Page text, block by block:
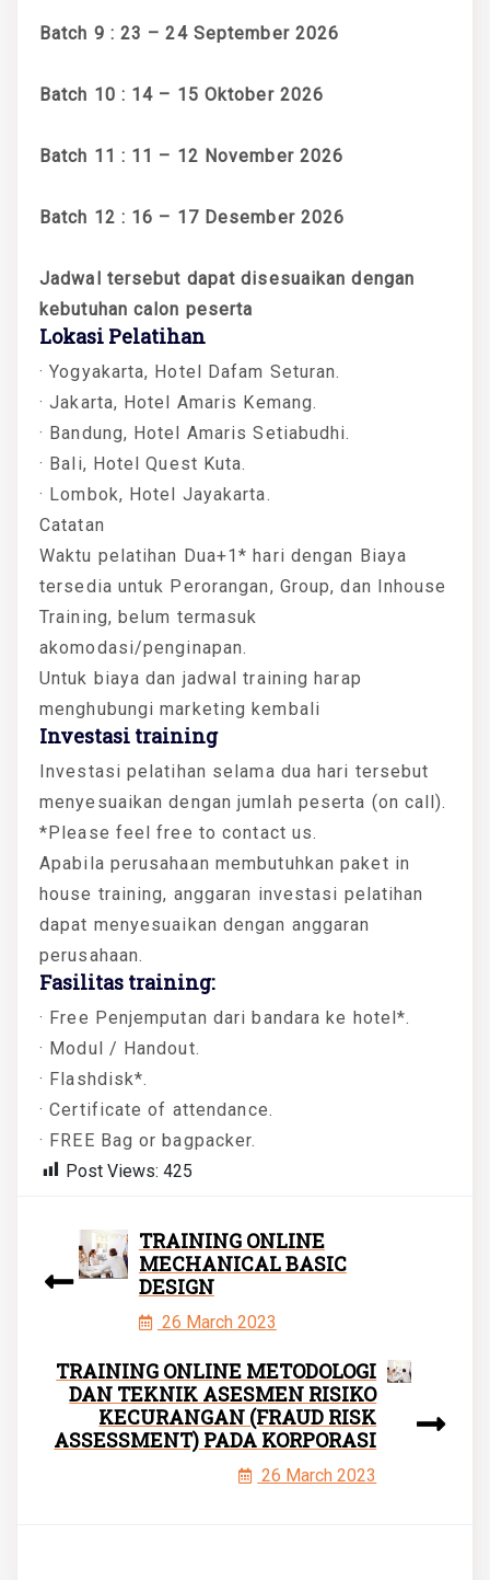
Batch 9 : 23 – 24 September 2026
Batch 10 : 14 – 15 Oktober 2026
Batch 11 : 11 – 12 November 2026
Batch 12 : 16 – 17 Desember 2026
Jadwal tersebut dapat disesuaikan dengan
kebutuhan calon peserta
Lokasi Pelatihan
· Yogyakarta, Hotel Dafam Seturan.
· Jakarta, Hotel Amaris Kemang.
· Bandung, Hotel Amaris Setiabudhi.
· Bali, Hotel Quest Kuta.
· Lombok, Hotel Jayakarta.
Catatan
Waktu pelatihan Dua+1* hari dengan Biaya
tersedia untuk Perorangan, Group, dan Inhouse
Training, belum termasuk
akomodasi/penginapan.
Untuk biaya dan jadwal training harap
menghubungi marketing kembali
Investasi training
Investasi pelatihan selama dua hari tersebut
menyesuaikan dengan jumlah peserta (on call).
*Please feel free to contact us.
Apabila perusahaan membutuhkan paket in
house training, anggaran investasi pelatihan
dapat menyesuaikan dengan anggaran
perusahaan.
Fasilitas training:
· Free Penjemputan dari bandara ke hotel*.
· Modul / Handout.
· Flashdisk*.
· Certificate of attendance.
· FREE Bag or bagpacker.
Post Views: 425
TRAINING ONLINE
MECHANICAL BASIC
DESIGN
26 March 2023
TRAINING ONLINE METODOLOGI
DAN TEKNIK ASESMEN RISIKO
KECURANGAN (FRAUD RISK
ASSESSMENT) PADA KORPORASI
26 March 2023